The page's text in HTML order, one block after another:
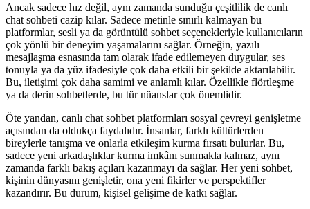
Ancak sadece hız değil, aynı zamanda sunduğu çeşitlilik de canlı
chat sohbeti cazip kılar. Sadece metinle sınırlı kalmayan bu
platformlar, sesli ya da görüntülü sohbet seçenekleriyle kullanıcıların
çok yönlü bir deneyim yaşamalarını sağlar. Örneğin, yazılı
mesajlaşma esnasında tam olarak ifade edilemeyen duygular, ses
tonuyla ya da yüz ifadesiyle çok daha etkili bir şekilde aktarılabilir.
Bu, iletişimi çok daha samimi ve anlamlı kılar. Özellikle flörtleşme
ya da derin sohbetlerde, bu tür nüanslar çok önemlidir.
Öte yandan, canlı chat sohbet platformları sosyal çevreyi genişletme
açısından da oldukça faydalıdır. İnsanlar, farklı kültürlerden
bireylerle tanışma ve onlarla etkileşim kurma fırsatı bulurlar. Bu,
sadece yeni arkadaşlıklar kurma imkânı sunmakla kalmaz, aynı
zamanda farklı bakış açıları kazanmayı da sağlar. Her yeni sohbet,
kişinin dünyasını genişletir, ona yeni fikirler ve perspektifler
kazandırır. Bu durum, kişisel gelişime de katkı sağlar.